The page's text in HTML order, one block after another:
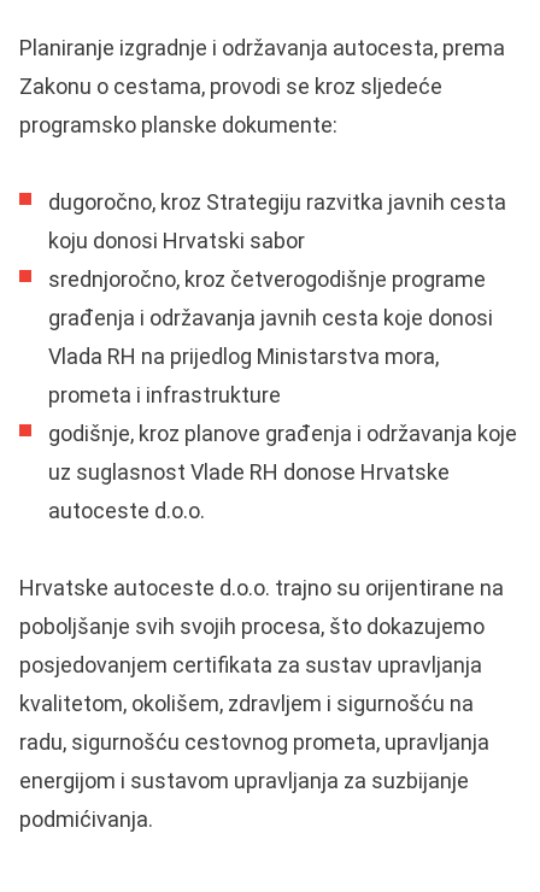
Planiranje izgradnje i održavanja autocesta, prema
Zakonu o cestama, provodi se kroz sljedeće
programsko planske dokumente:
dugoročno, kroz Strategiju razvitka javnih cesta
koju donosi Hrvatski sabor
srednjoročno, kroz četverogodišnje programe
građenja i održavanja javnih cesta koje donosi
Vlada RH na prijedlog Ministarstva mora,
prometa i infrastrukture
godišnje, kroz planove građenja i održavanja koje
uz suglasnost Vlade RH donose Hrvatske
autoceste d.o.o.
Hrvatske autoceste d.o.o. trajno su orijentirane na
poboljšanje svih svojih procesa, što dokazujemo
posjedovanjem certifikata za sustav upravljanja
kvalitetom, okolišem, zdravljem i sigurnošću na
radu, sigurnošću cestovnog prometa, upravljanja
energijom i sustavom upravljanja za suzbijanje
podmićivanja.